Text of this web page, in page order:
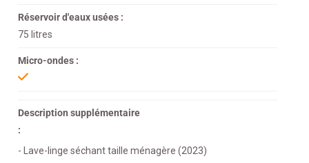
Réservoir d'eaux usées :
75 litres
Micro-ondes :
Description supplémentaire
:
- Lave-linge séchant taille ménagère (2023)